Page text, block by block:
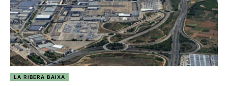
LA RIBERA BAIXA